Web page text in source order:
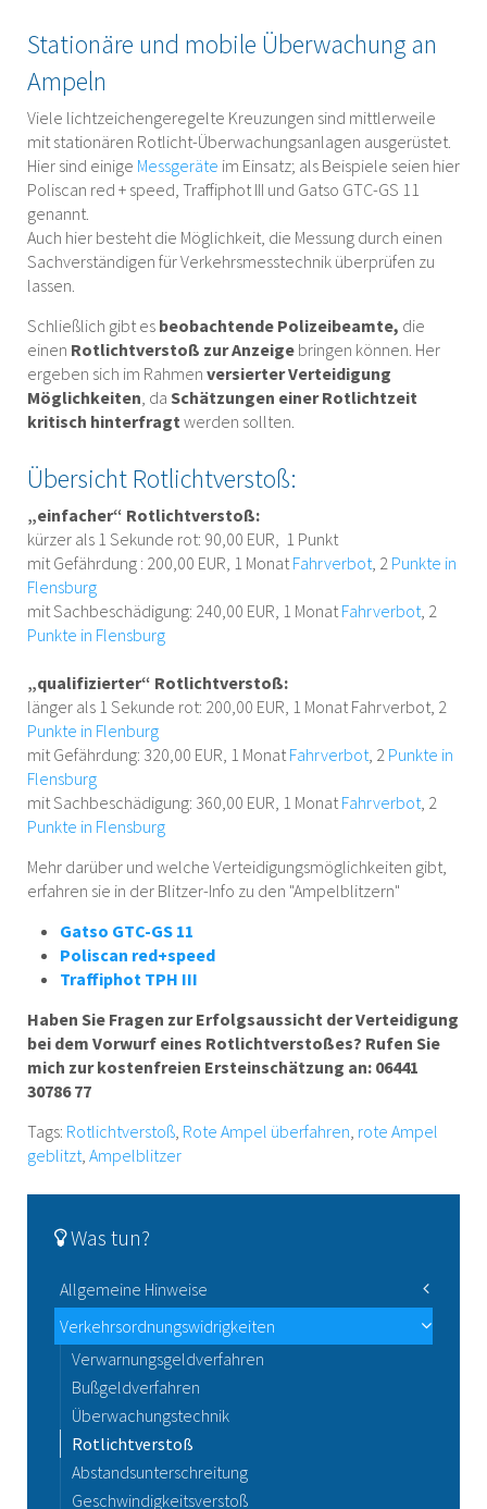
Stationäre und mobile Überwachung an
Ampeln
Viele lichtzeichengeregelte Kreuzungen sind mittlerweile
mit stationären Rotlicht-Überwachungsanlagen ausgerüstet.
Hier sind einige Messgeräte im Einsatz; als Beispiele seien hier
Poliscan red + speed, Traffiphot III und Gatso GTC-GS 11
genannt.
Auch hier besteht die Möglichkeit, die Messung durch einen
Sachverständigen für Verkehrsmesstechnik überprüfen zu
lassen.
Schließlich gibt es beobachtende Polizeibeamte, die
einen Rotlichtverstoß zur Anzeige bringen können. Her
ergeben sich im Rahmen versierter Verteidigung
Möglichkeiten, da Schätzungen einer Rotlichtzeit
kritisch hinterfragt werden sollten.
Übersicht Rotlichtverstoß:
„einfacher“ Rotlichtverstoß:
kürzer als 1 Sekunde rot: 90,00 EUR, 1 Punkt
mit Gefährdung : 200,00 EUR, 1 MonatFahrverbot, 2 Punkte in
Flensburg
mit Sachbeschädigung: 240,00 EUR, 1 MonatFahrverbot, 2
Punkte in Flensburg
„qualifizierter“ Rotlichtverstoß:
länger als 1 Sekunde rot: 200,00 EUR, 1 Monat Fahrverbot, 2
Punkte in Flenburg
mit Gefährdung: 320,00 EUR, 1 MonatFahrverbot, 2 Punkte in
Flensburg
mit Sachbeschädigung: 360,00 EUR, 1 MonatFahrverbot, 2
Punkte in Flensburg
Mehr darüber und welche Verteidigungsmöglichkeiten gibt,
erfahren sie in der Blitzer-Info zu den "Ampelblitzern"
Gatso GTC-GS 11
Poliscan red+speed
Traffiphot TPH III
Haben Sie Fragen zur Erfolgsaussicht der Verteidigung
bei dem Vorwurf eines Rotlichtverstoßes? Rufen Sie
mich zur kostenfreien Ersteinschätzung an: 06441
30786 77
Tags: Rotlichtverstoß, Rote Ampel überfahren, rote Ampel
geblitzt, Ampelblitzer
Was tun?
Allgemeine Hinweise
Verkehrsrecht
Aussageverhalten
Zeugnisverweigerungsrecht
Verkehrsordnungswidrigkeiten
Verwarnungsgeldverfahren
Bußgeldverfahren
Überwachungstechnik
Rotlichtverstoß
Abstandsunterschreitung
Geschwindigkeitsverstoß